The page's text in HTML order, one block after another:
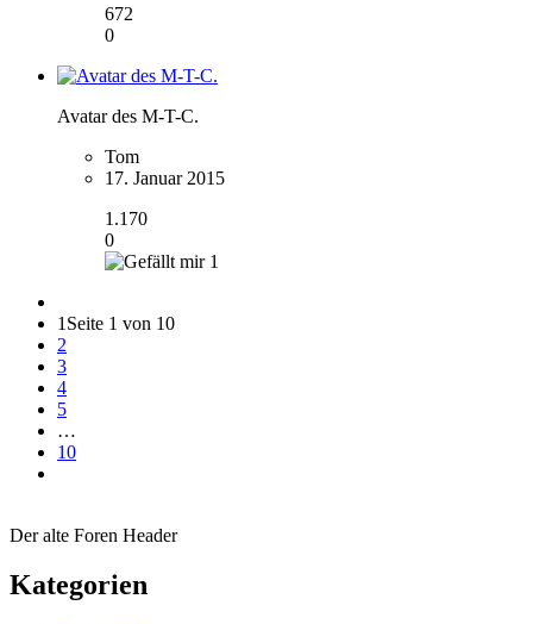
672
0
Avatar des M-T-C.
Tom
17. Januar 2015
1.170
0
1
1 Seite 1 von 10
2
3
4
5
…
10
Der alte Foren Header
Kategorien